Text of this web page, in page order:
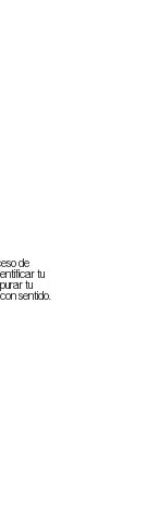
de
tu
tu
sentido.